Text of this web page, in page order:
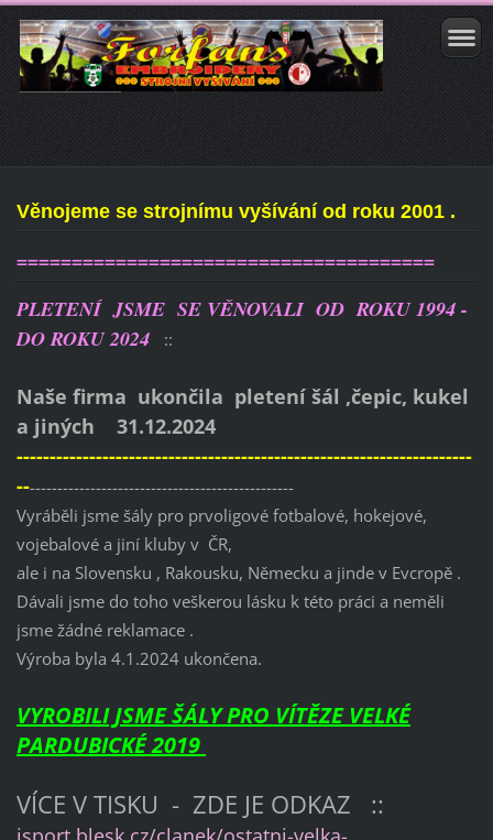
Věnojeme se strojnímu vyšívání od roku 2001 .
======================================
PLETENÍ JSME SE VĚNOVALI OD ROKU 1994 -
DO ROKU 2024
::
Naše firma ukončila pletení šál ,čepic, kukel
a jiných 31.12.2024
---------------------------------------------------------------------
--------------------------------------------------
Vyráběli jsme šály pro prvoligové fotbalové, hokejové,
vojebalové a jiní kluby v ČR,
ale i na Slovensku , Rakousku, Německu a jinde v Evcropě .
Dávali jsme do toho veškerou lásku k této práci a neměli
jsme žádné reklamace .
Výroba byla 4.1.2024 ukončena.
VYROBILI JSME ŠÁLY PRO VÍTĚZE VELKÉ
PARDUBICKÉ 2019
VÍCE V TISKU - ZDE JE ODKAZ ::